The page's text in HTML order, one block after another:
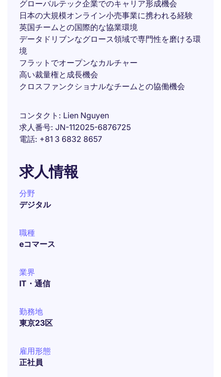
グローバルテック企業でのキャリア形成機会
日本の大規模オンライン小売事業に携われる経験
英国チームとの国際的な協業環境
データドリブンなグロース領域で専門性を磨ける環
境
フラットでオープンなカルチャー
高い裁量権と成長機会
クロスファンクショナルなチームとの協働機会
コンタクト
Lien Nguyen
求人番号 JN-112025-6876725
電話 +81 3 6832 8657
求人情報
分野
デジタル
職種
eコマース
業界
IT・通信
勤務地
東京23区
雇用形態
正社員